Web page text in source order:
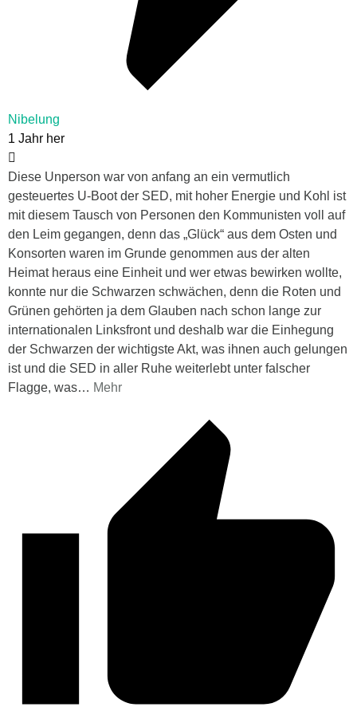
Nibelung
1 Jahr her
Diese Unperson war von anfang an ein vermutlich
gesteuertes U-Boot der SED, mit hoher Energie und Kohl ist
mit diesem Tausch von Personen den Kommunisten voll auf
den Leim gegangen, denn das „Glück“ aus dem Osten und
Konsorten waren im Grunde genommen aus der alten
Heimat heraus eine Einheit und wer etwas bewirken wollte,
konnte nur die Schwarzen schwächen, denn die Roten und
Grünen gehörten ja dem Glauben nach schon lange zur
internationalen Linksfront und deshalb war die Einhegung
der Schwarzen der wichtigste Akt, was ihnen auch gelungen
ist und die SED in aller Ruhe weiterlebt unter falscher
Flagge, was… Mehr